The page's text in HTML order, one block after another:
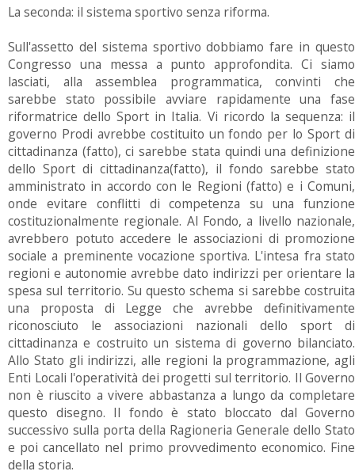
La seconda: il sistema sportivo senza riforma.
Sull'assetto del sistema sportivo dobbiamo fare in questo
Congresso una messa a punto approfondita. Ci siamo
lasciati, alla assemblea programmatica, convinti che
sarebbe stato possibile avviare rapidamente una fase
riformatrice dello Sport in Italia. Vi ricordo la sequenza: il
governo Prodi avrebbe costituito un fondo per lo Sport di
cittadinanza (fatto), ci sarebbe stata quindi una definizione
dello Sport di cittadinanza(fatto), il fondo sarebbe stato
amministrato in accordo con le Regioni (fatto) e i Comuni,
onde evitare conflitti di competenza su una funzione
costituzionalmente regionale. Al Fondo, a livello nazionale,
avrebbero potuto accedere le associazioni di promozione
sociale a preminente vocazione sportiva. L'intesa fra stato
regioni e autonomie avrebbe dato indirizzi per orientare la
spesa sul territorio. Su questo schema si sarebbe costruita
una proposta di Legge che avrebbe definitivamente
riconosciuto le associazioni nazionali dello sport di
cittadinanza e costruito un sistema di governo bilanciato.
Allo Stato gli indirizzi, alle regioni la programmazione, agli
Enti Locali l'operatività dei progetti sul territorio. Il Governo
non è riuscito a vivere abbastanza a lungo da completare
questo disegno. Il fondo è stato bloccato dal Governo
successivo sulla porta della Ragioneria Generale dello Stato
e poi cancellato nel primo provvedimento economico. Fine
della storia.